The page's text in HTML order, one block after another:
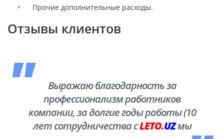
Прочие дополнительные расходы.
Отзывы клиентов
Выражаю благодарность за
профессионализм работников
компании, за долгие годы работы (10
лет сотрудничества сLETO.UZмы